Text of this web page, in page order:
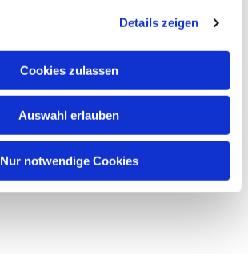
Details zeigen
Cookies zulassen
Auswahl erlauben
Nur notwendige Cookies